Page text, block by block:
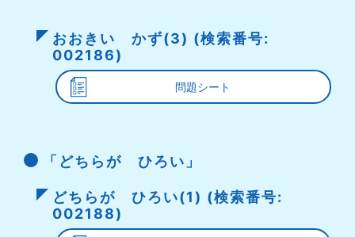
おおきい かず(3) (検索番号:
002186)
問題シート
「どちらが ひろい」
どちらが ひろい(1) (検索番号:
002188)